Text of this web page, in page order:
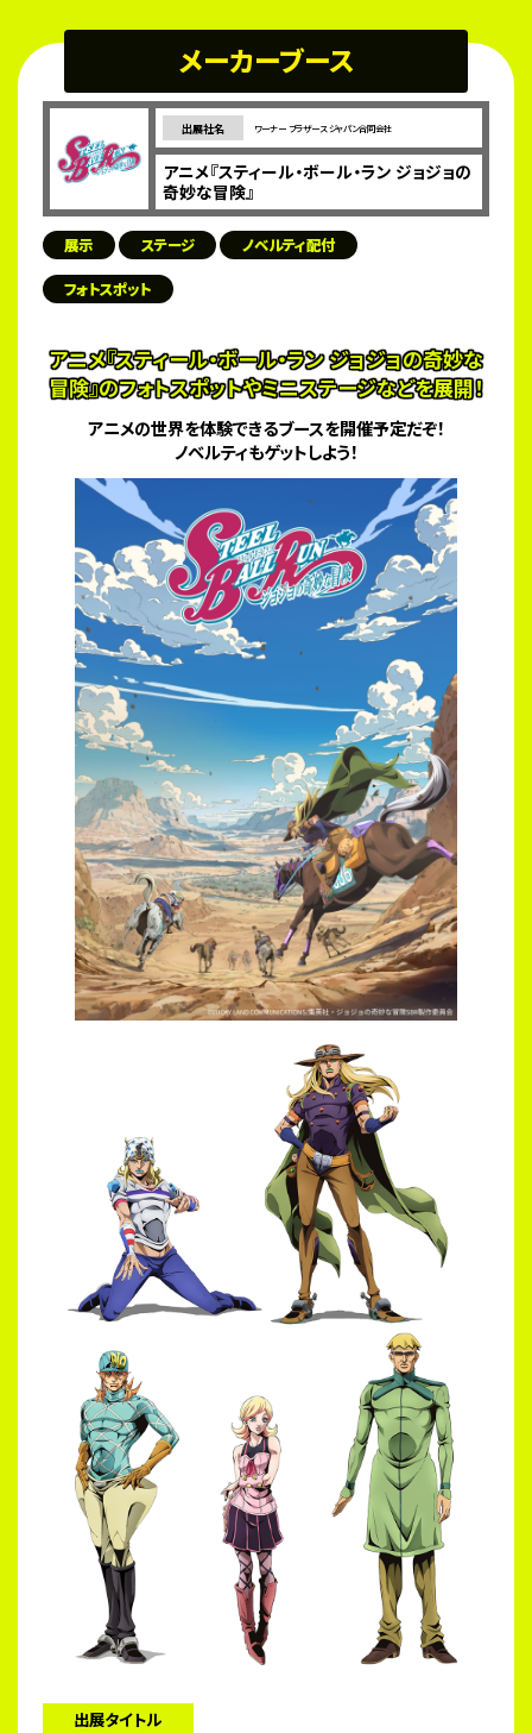
メーカーブース
出展社名 ワーナー ブラザース ジャパン合同会社
アニメ『スティール・ボール・ラン ジョジョの
奇妙な冒険』
展示 ステージ ノベルティ配付
フォトスポット
アニメ『スティール・ボール・ラン ジョジョの奇妙な
冒険』のフォトスポットやミニステージなどを展開！
アニメの世界を体験できるブースを開催予定だぞ！
ノベルティもゲットしよう！
出展タイトル